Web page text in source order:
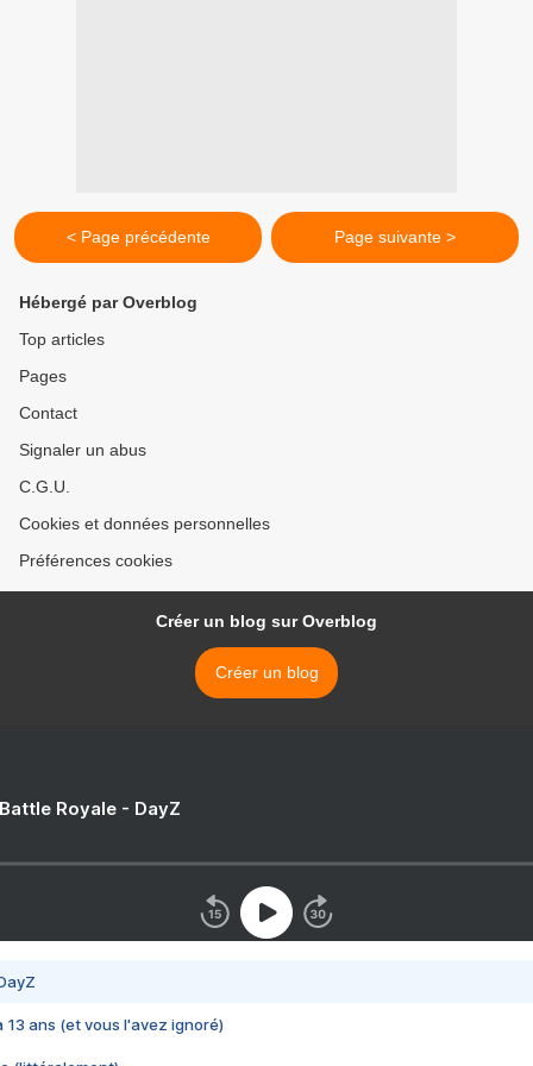
< Page précédente Page suivante >
Hébergé par Overblog
Top articles
Pages
Contact
Signaler un abus
C.G.U.
Cookies et données personnelles
Préférences cookies
Créer un blog sur Overblog
Créer un blog
Royale - DayZ
13 ans (et vous l'avez ignoré)